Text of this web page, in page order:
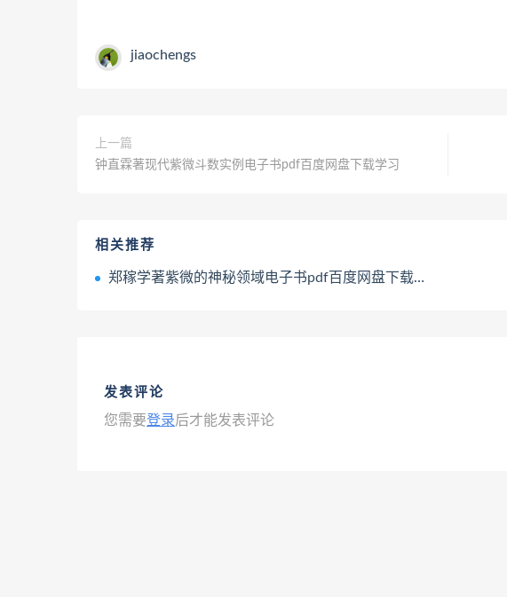
jiaochengs
上一篇
钟直霖著现代紫微斗数实例电子书pdf百度网盘下载学习
相关推荐
郑稼学著紫微的神秘领域电子书pdf百度网盘下载学习
发表评论
您需要登录后才能发表评论